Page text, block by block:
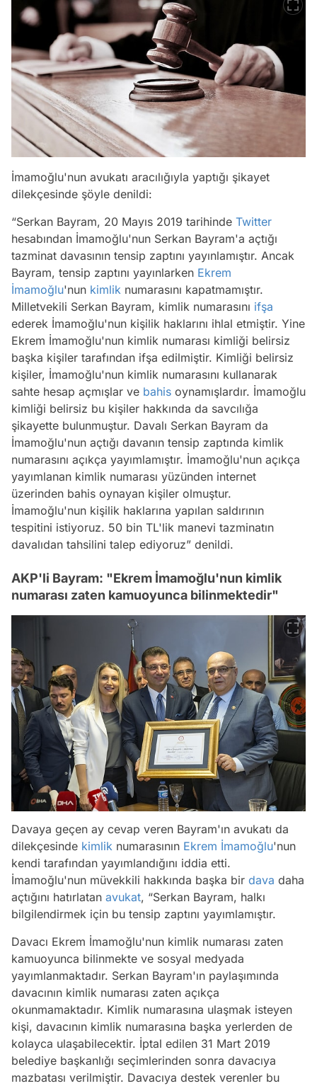
İmamoğlu'nun avukatı aracılığıyla yaptığı şikayet
dilekçesinde şöyle denildi:
“Serkan Bayram, 20 Mayıs 2019 tarihinde Twitter
hesabından İmamoğlu'nun Serkan Bayram'a açtığı
tazminat davasının tensip zaptını yayınlamıştır. Ancak
Bayram, tensip zaptını yayınlarken Ekrem
İmamoğlu'nun kimlik numarasını kapatmamıştır.
Milletvekili Serkan Bayram, kimlik numarasını ifşa
ederek İmamoğlu'nun kişilik haklarını ihlal etmiştir. Yine
Ekrem İmamoğlu'nun kimlik numarası kimliği belirsiz
başka kişiler tarafından ifşa edilmiştir. Kimliği belirsiz
kişiler, İmamoğlu'nun kimlik numarasını kullanarak
sahte hesap açmışlar ve bahis oynamışlardır. İmamoğlu
kimliği belirsiz bu kişiler hakkında da savcılığa
şikayette bulunmuştur. Davalı Serkan Bayram da
İmamoğlu'nun açtığı davanın tensip zaptında kimlik
numarasını açıkça yayımlamıştır. İmamoğlu'nun açıkça
yayımlanan kimlik numarası yüzünden internet
üzerinden bahis oynayan kişiler olmuştur.
İmamoğlu'nun kişilik haklarına yapılan saldırının
tespitini istiyoruz. 50 bin TL'lik manevi tazminatın
davalıdan tahsilini talep ediyoruz” denildi.
AKP'li Bayram: "Ekrem İmamoğlu'nun kimlik
numarası zaten kamuoyunca bilinmektedir"
Davaya geçen ay cevap veren Bayram'ın avukatı da
dilekçesinde kimlik numarasının Ekrem İmamoğlu'nun
kendi tarafından yayımlandığını iddia etti.
İmamoğlu'nun müvekkili hakkında başka bir dava daha
açtığını hatırlatan avukat, “Serkan Bayram, halkı
bilgilendirmek için bu tensip zaptını yayımlamıştır.
Davacı Ekrem İmamoğlu'nun kimlik numarası zaten
kamuoyunca bilinmekte ve sosyal medyada
yayımlanmaktadır. Serkan Bayram'ın paylaşımında
davacının kimlik numarası zaten açıkça
okunmamaktadır. Kimlik numarasına ulaşmak isteyen
kişi, davacının kimlik numarasına başka yerlerden de
kolayca ulaşabilecektir. İptal edilen 31 Mart 2019
belediye başkanlığı seçimlerinden sonra davacıya
mazbatası verilmiştir. Davacıya destek verenler bu